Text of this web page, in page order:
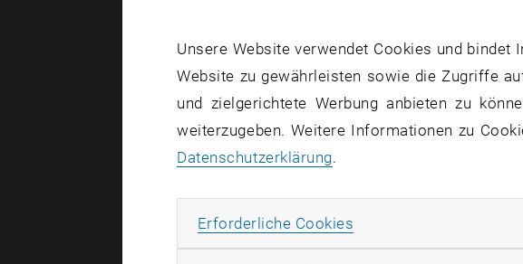
Unsere Website verwendet Cookies und
Website zu gewährleisten sowie die Zugriffe
und zielgerichtete Werbung anbieten zu
weiterzugeben. Weitere Informationen zu
Datenschutzerklärung.
Erforderliche Cookies